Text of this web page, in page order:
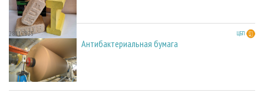
28.11.2025 ЦБП
Антибактериальная бумага